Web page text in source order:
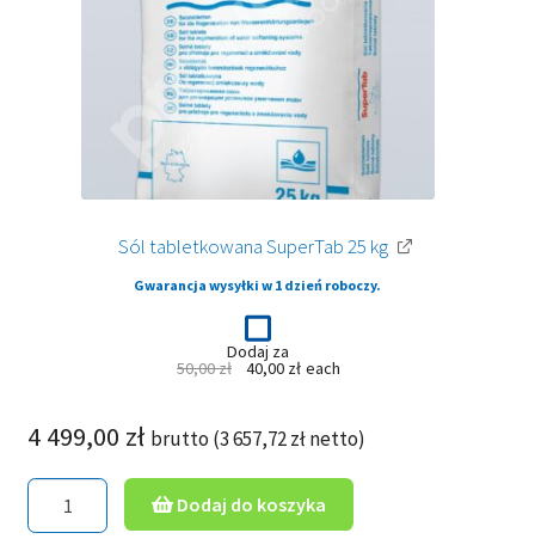
Sól tabletkowana SuperTab 25 kg
Gwarancja wysyłki w 1 dzień roboczy.
Dodaj za
50,00zł Pierwotna
40,00 złAktualna
each
4 499,00 zł brutto (3 657,72złnetto)
ilość
Zmiękczacz
Dodaj do koszyka